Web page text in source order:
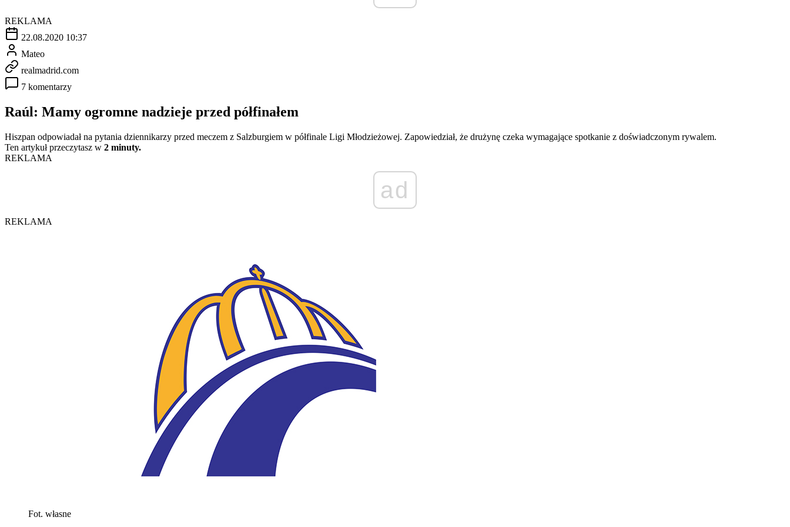
REKLAMA
22.08.2020 10:37
Mateo
realmadrid.com
7 komentarzy
Raúl: Mamy ogromne nadzieje przed półfinałem
Hiszpan odpowiadał na pytania dziennikarzy przed meczem z Salzburgiem w półfinale Ligi Młodzieżowej. Zapowiedział, że drużynę czeka wymagające spotkanie z doświadczonym rywalem.
Ten artykuł przeczytasz w 2 minuty.
REKLAMA
ad
REKLAMA
Fot. własne